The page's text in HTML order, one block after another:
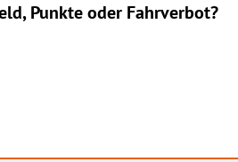
Punkte oder Fahrverbot?